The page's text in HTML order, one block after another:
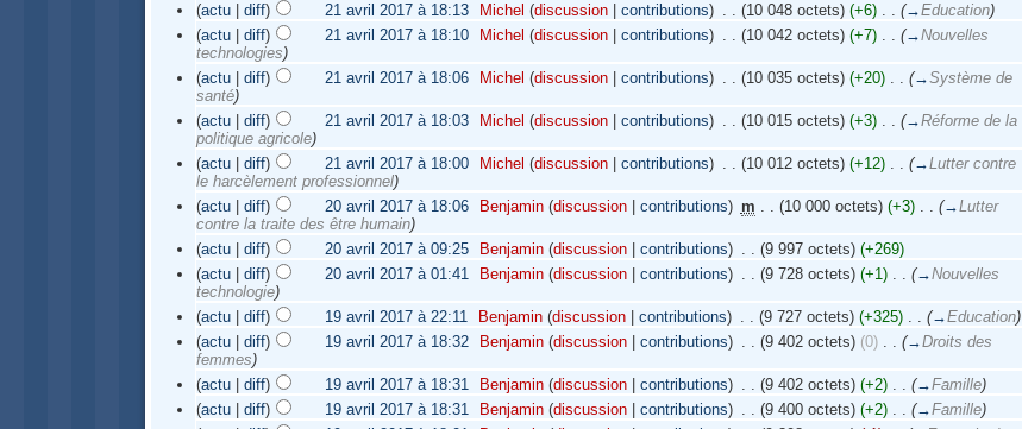
(actu| diff) 21 avril 2017 à 18:13‎ Michel (discussion| contributions) . . (10 048 octets) (+6)‎ . . (→Education)
(actu| diff) 21 avril 2017 à 18:10‎ Michel (discussion| contributions) . . (10 042 octets) (+7)‎ . . (→Nouvelles
technologies)
(actu| diff) 21 avril 2017 à 18:06‎ Michel (discussion| contributions) . . (10 035 octets) (+20)‎ . . (→Système de
santé)
(actu| diff) 21 avril 2017 à 18:03‎ Michel (discussion| contributions) . . (10 015 octets) (+3)‎ . . (→Réforme de la
politique agricole)
(actu| diff) 21 avril 2017 à 18:00‎ Michel (discussion| contributions) . . (10 012 octets) (+12)‎ . . (→Lutter contre
le harcèlement professionnel)
(actu| diff) 20 avril 2017 à 18:06‎ Benjamin (discussion| contributions) m . . (10 000 octets) (+3)‎ . . (→Lutter
contre la traite des être humain)
(actu| diff) 20 avril 2017 à 09:25‎ Benjamin (discussion| contributions) . . (9 997 octets) (+269)
(actu| diff) 20 avril 2017 à 01:41‎ Benjamin (discussion| contributions) . . (9 728 octets) (+1)‎ . . (→Nouvelles
technologie)
(actu| diff) 19 avril 2017 à 22:11‎ Benjamin (discussion| contributions) . . (9 727 octets) (+325)‎ . . (→Education)
(actu| diff) 19 avril 2017 à 18:32‎ Benjamin (discussion| contributions) . . (9 402 octets) (0)‎ . . (→Droits des
femmes)
(actu| diff) 19 avril 2017 à 18:31‎ Benjamin (discussion| contributions) . . (9 402 octets) (+2)‎ . . (→Famille)
(actu| diff) 19 avril 2017 à 18:31‎ Benjamin (discussion| contributions) . . (9 400 octets) (+2)‎ . . (→Famille)